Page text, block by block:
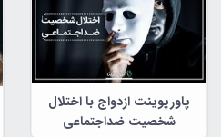
پاورپوینت ازدواج با اختلال
شخصیت ضداجتماعی